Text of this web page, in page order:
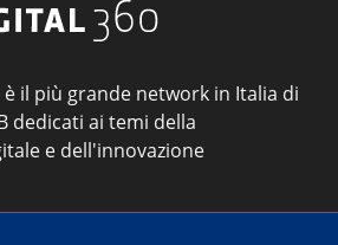
è il più grande network in Italia di
dedicati ai temi della
e dell'innovazione